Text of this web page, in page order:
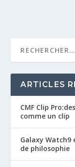
ARTICLES
CMF Clip
comme un clip
Galaxy Watch9
de philosophie